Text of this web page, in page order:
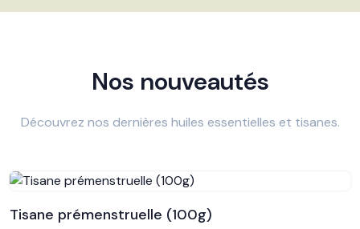
Nos nouveautés
Découvrez nos dernières huiles essentielles et tisanes.
Tisane prémenstruelle (100g)